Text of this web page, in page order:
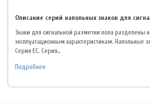
Описание серий напольных знаков для
Знаки для сигнальной разметки пола разделены
эксплуатационным характеристикам.
Серия EC. Серия…
Подробнее